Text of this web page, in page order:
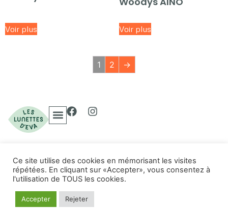
Voir plus Voir plus
1 2 →
© 2023 Les Lunettes
d'Eva. Tous droits
Politique de confidentialité
Conditions d'utilisation
Ce site utilise des cookies en mémorisant les visites
répétées. En cliquant sur «Accepter», vous consentez à
l'utilisation de TOUS les cookies.
Accepter Rejeter